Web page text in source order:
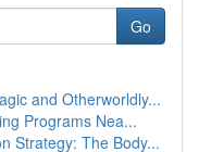
Go
and Otherworldly...
Programs Nea...
Strategy: The Body...